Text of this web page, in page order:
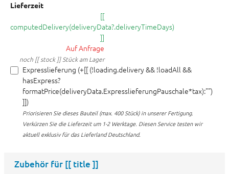
Lieferzeit
[[
computedDelivery(deliveryData?.deliveryTimeDays)
]]
Auf Anfrage
noch [[ stock ]] Stück am Lager
Expresslieferung (+[[ (!loading.delivery && !loadAll &&
hasExpress?
formatPrice(deliveryData.ExpresslieferungPauschale*tax):"")
]])
Priorisieren Sie dieses Bauteil (max. 400 Stück) in unserer Fertigung.
Verkürzen Sie die Lieferzeit um 1-2 Werktage. Diesen Service testen wir
aktuell exklusiv für das Lieferland Deutschland.
Zubehör für [[ title ]]